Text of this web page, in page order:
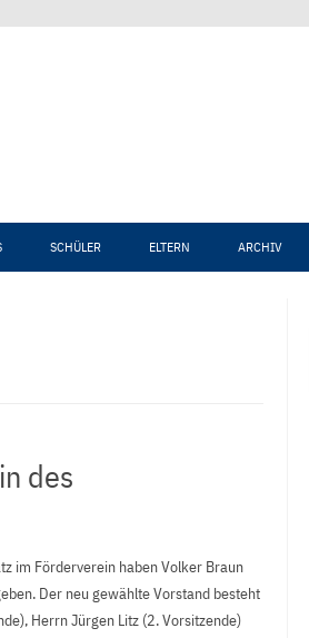
SCHÜLER ELTERN ARCHIV
des
im Förderverein haben Volker Braun
Der neu gewählte Vorstand besteht
Herrn Jürgen Litz (2. Vorsitzende)